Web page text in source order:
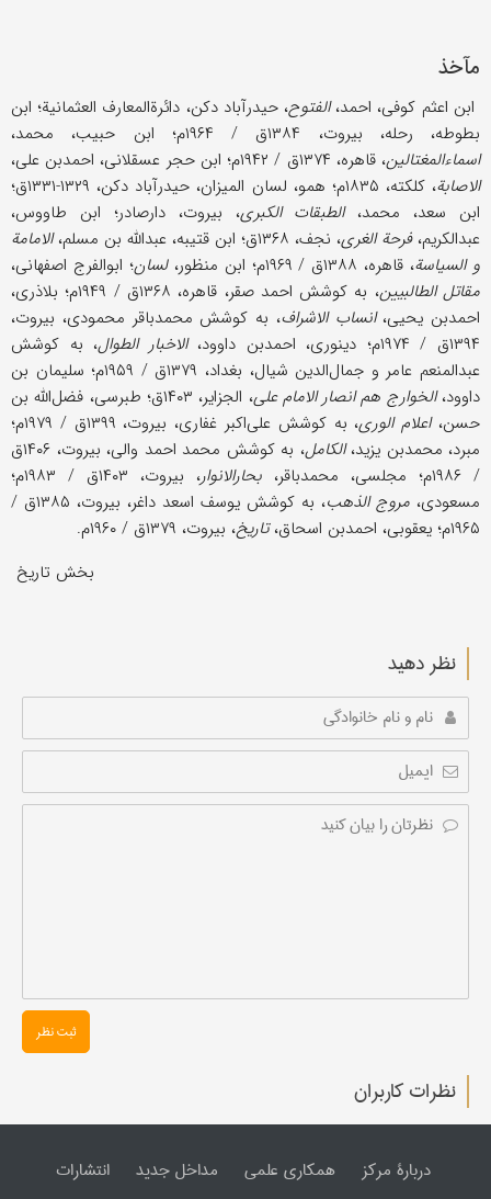
مآخذ
ابن اعثم كوفی، احمد،الفتوح، حيدرآباد دكن، دائرةالمعارف العثمانية؛ ابن
بطوطه، رحله، بيروت، ۱۳۸۴ق / ۱۹۶۴م؛ ابن حبيب، محمد،
اسماءالمغتالين، قاهره، ۱۳۷۴ق / ۱۹۴۲م؛ ابن حجر عسقلانی، احمدبن علی،
الاصابة
، كلكته، ۱۸۳۵م؛ همو، لسان الميزان، حيدرآباد دكن، ۱۳۲۹-۱۳۳۱ق؛
ابن سعد، محمد، الطبقات الكبری، بيروت، دارصادر؛ ابن طاووس،
عبدالكريم،فرحة الغری، نجف، ۱۳۶۸ق؛ ابن قتيبه، عبدالله بن مسلم،
الامامة
و السياسة، قاهره، ۱۳۸۸ق / ۱۹۶۹م؛ ابن منظور، لسان؛ ابوالفرج اصفهانی،
مقاتل الطالبيين
، به كوشش احمد صقر، قاهره، ۱۳۶۸ق / ۱۹۴۹م؛ بلاذری،
احمدبن یحیی، انساب الاشراف، به كوشش محمدباقر محمودی، بيروت،
۱۳۹۴ق / ۱۹۷۴م؛ دينوری، احمدبن داوود،
الاخبار الطوال، به كوشش
عبدالمنعم عامر و جمال‌الدين شيال، بغداد، ۱۳۷۹ق / ۱۹۵۹م؛ سليمان بن
داوود،الخوارج هم انصار الامام علی
، الجزاير، ۱۴۰۳ق؛ طبرسی، فضل‌الله بن
حسن، اعلام الوری
، به كوشش علی‌اكبر غفاری، بيروت، ۱۳۹۹ق / ۱۹۷۹م؛
مبرد، محمدبن یزید،الكامل
، به كوشش محمد احمد والی، بيروت، ۱۴۰۶ق
/ ۱۹۸۶م؛ مجلسی، محمدباقر،
بحارالانوار
، بيروت، ۱۴۰۳ق / ۱۹۸۳م؛
مسعودی، مروج الذهب
، به كوشش يوسف اسعد داغر، بيروت، ۱۳۸۵ق /
۱۹۶۵م؛ يعقوبی، احمدبن اسحاق،
تاريخ، بيروت، ۱۳۷۹ق / ۱۹۶۰م.
بخش تاریخ
نظر دهید
ثبت نظر
نظرات کاربران
دربارۀ مرکز همکاری علمی مداخل جدید انتشارات